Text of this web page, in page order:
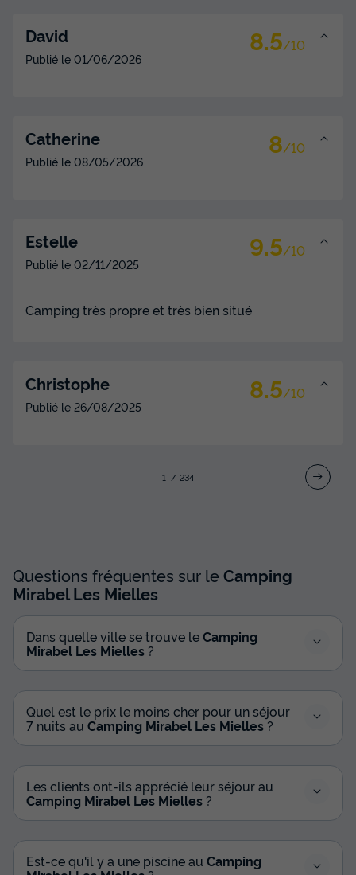
David 8.5/10
Publié le 01/06/2026
Catherine 8/10
Publié le 08/05/2026
Estelle 9.5/10
Publié le 02/11/2025
Camping très propre et très bien situé
Christophe 8.5/10
Publié le 26/08/2025
1 234
Questions fréquentes sur leCamping
Mirabel Les Mielles
Dans quelle ville se trouve leCamping
Mirabel Les Mielles ?
Quel est le prix le moins cher pour un séjour
7 nuits au Camping Mirabel Les Mielles ?
Les clients ont-ils apprécié leur séjour au
Camping Mirabel Les Mielles ?
Est-ce qu'il y a une piscine au Camping